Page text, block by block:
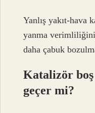
Yanlış yakıt-hava
yanma
daha çabuk
Katalizör boş
geçer mi?